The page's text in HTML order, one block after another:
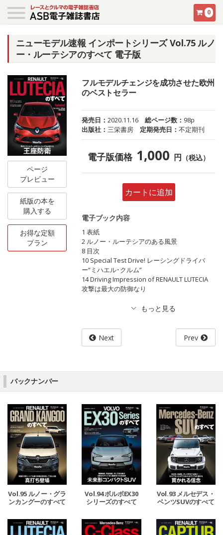
0
ニューモデル速報 インポートシリーズ Vol.75 ルノ
ー・ルーテシアのすべて 電子版
ページ
プレビュー
紙版の本を
購入する
お得な定額
プラン
フルモデルチェンジを成功させた欧州
のベストセラー
発売日：2020.11.16 総ページ数： 98p
出版社：三栄書房 定期発売日：不定期刊
電子版価格 1,000 円 （税込）
カートに追加
電子ブック内容
1 表紙
2 ルノー・ルーテシアのある風景
8 目次
10 Special Test Drive! レーシングドライバ
ー“ミハエル･クルム”
14 Driving Impression of RENAULT LUTECIA
攻撃は最大の防御なり
Next Prev
バックナンバー
Vol.95 ルノー・グラ
ンカングーのすべて
Vol.94 ボルボEX30
シリーズのすべて
Vol.93 メルセデス・
ベンツSUVのすべて